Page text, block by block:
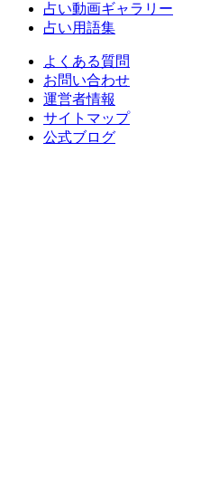
占い動画ギャラリー
占い用語集
よくある質問
お問い合わせ
運営者情報
サイトマップ
公式ブログ